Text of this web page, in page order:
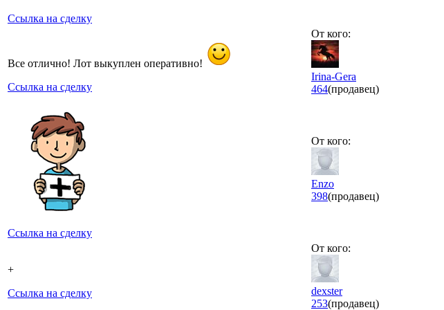
Ссылка на сделку
Все отлично! Лот выкуплен оперативно!
Ссылка на сделку
От кого:
Irina-Gera
464(продавец)
Ссылка на сделку
От кого:
Еnzo
398(продавец)
+
Ссылка на сделку
От кого:
dexster
253(продавец)